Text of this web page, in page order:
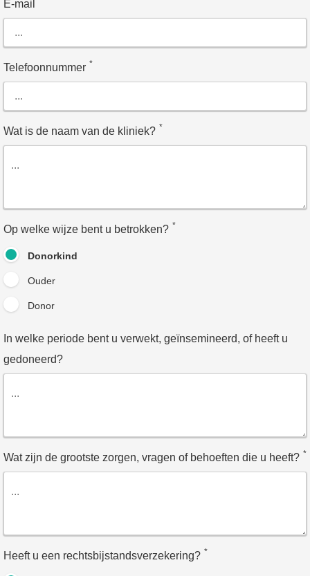
E-mail
Telefoonnummer *
Wat is de naam van de kliniek? *
Op welke wijze bent u betrokken? *
Donorkind
Ouder
Donor
In welke periode bent u verwekt, geïnsemineerd, of heeft u
gedoneerd?
Wat zijn de grootste zorgen, vragen of behoeften die u heeft? *
Heeft u een rechtsbijstandsverzekering? *